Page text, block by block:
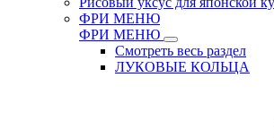
ФРИ МЕНЮ
ФРИ МЕНЮ
Смотреть весь раздел
ЛУКОВЫЕ КОЛЬЦА